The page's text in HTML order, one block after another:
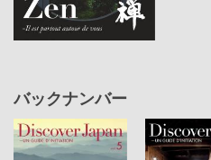
バックナンバー